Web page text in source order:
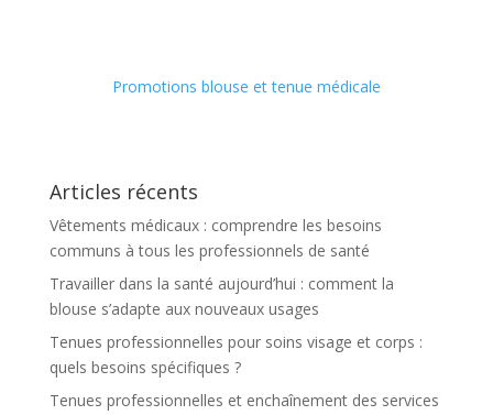
Promotions blouse et tenue médicale
Articles récents
Vêtements médicaux : comprendre les besoins
communs à tous les professionnels de santé
Travailler dans la santé aujourd’hui : comment la
blouse s’adapte aux nouveaux usages
Tenues professionnelles pour soins visage et corps :
quels besoins spécifiques ?
Tenues professionnelles et enchaînement des services